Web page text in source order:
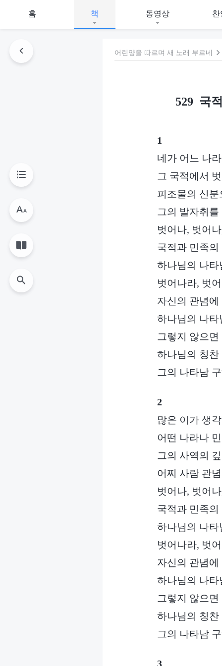
홈 책 동영상 찬
어린양을 따르며 새 노래 부르네
529 국
1
네가 어느 나
그 국적에서
피조물의 신
그의 발자취
벗어나, 벗어
국적과 민족의
하나님의 나
벗어나라, 벗
자신의 관념
하나님의 나
그렇지 않으
하나님의 칭찬
그의 나타남
2
많은 이가 생
어떤 나라나
그의 사역의
어찌 사람 관
벗어나, 벗어
국적과 민족의
하나님의 나
벗어나라, 벗
자신의 관념
하나님의 나
그렇지 않으
하나님의 칭찬
그의 나타남
3